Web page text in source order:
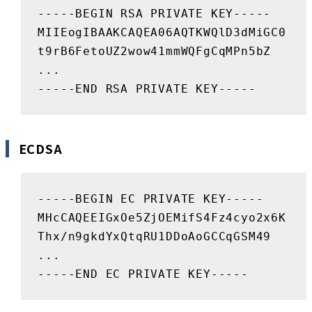
-----BEGIN RSA PRIVATE KEY-----
MIIEogIBAAKCAQEA06AQTKWQlD3dMiGC0
t9rB6FetoUZ2wow41mmWQFgCqMPn5bZ
...
-----END RSA PRIVATE KEY-----
ECDSA
-----BEGIN EC PRIVATE KEY-----
MHcCAQEEIGxOe5ZjOEMifS4Fz4cyo2x6K
Thx/n9gkdYxQtqRU1DDoAoGCCqGSM49
...
-----END EC PRIVATE KEY-----